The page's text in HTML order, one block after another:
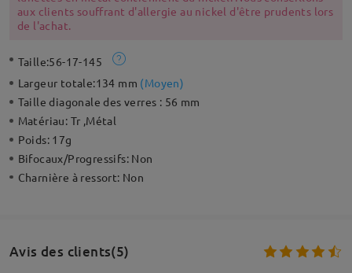
aux clients souffrant d'allergie au nickel d'être prudents lors
de l'achat.
Taille:56-17-145
Largeur totale:134 mm (Moyen)
Taille diagonale des verres : 56 mm
Matériau: Tr ,Métal
Poids: 17g
Bifocaux/Progressifs: Non
Charnière à ressort: Non
Avis des clients(5)